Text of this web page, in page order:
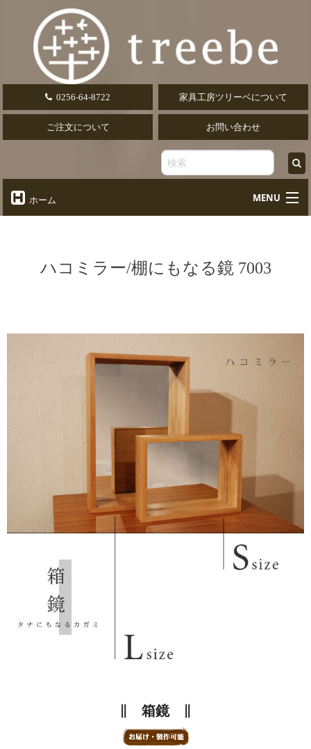
0256-64-8722 家具工房ツリーベについて
ご注文について お問い合わせ
ホーム MENU
オーダーデスク
Desk
収納家具
造り付け家具
Build-in
ハコミラー/棚にもなる鏡 7003
∥ 箱鏡 ∥